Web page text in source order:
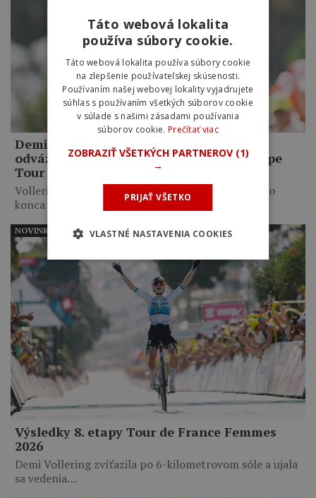
Demi Vollering ide do žltého dresu po
odvážnom útoku a víťazstve v ôsmej etape
Tour de France Femmes
Vollering dotiahla 6-kilometrové sólo do víťazného
konca a získala 8-sekundový…
Výsledky 8. etapy Tour de France Femmes
2026
Demi Vollering zvíťazila po 6-kilometrovom sóle a ujala
sa vedenia…
NOVINKY
Táto webová lokalita
používa súbory cookie.
Táto webová lokalita používa súbory cookie
na zlepšenie používateľskej skúsenosti.
Používaním našej webovej lokality vyjadrujete
súhlas s používaním všetkých súborov cookie
v súlade s našimi zásadami používania
súborov cookie. Prečítať viac
ZOBRAZIŤ VŠETKÝCH PARTNEROV (1)
→
PRIJAŤ VŠETKO
VLASTNÉ NASTAVENIA COOKIES